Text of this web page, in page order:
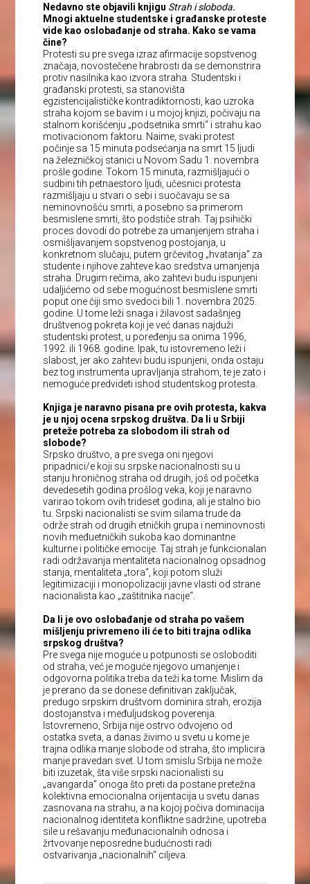
Nedavno ste objavili knjigu Strah i sloboda.
Mnogi aktuelne studentske i građanske proteste
vide kao oslobađanje od straha. Kako se vama
čine?
Protesti su pre svega izraz afirmacije sopstvenog
značaja, novostečene hrabrosti da se demonstrira
protiv nasilnika kao izvora straha. Studentski i
građanski protesti, sa stanovišta
egzistencijalističke kontradiktornosti, kao uzroka
straha kojom se bavim i u mojoj knjizi, počivaju na
stalnom korišćenju „podsetnika smrti“ i strahu kao
motivacionom faktoru. Naime, svaki protest
počinje sa 15 minuta podsećanja na smrt 15 ljudi
na železničkoj stanici u Novom Sadu 1. novembra
prošle godine. Tokom 15 minuta, razmišljajući o
sudbini tih petnaestoro ljudi, učesnici protesta
razmišljaju u stvari o sebi i suočavaju se sa
neminovnošću smrti, a posebno sa primerom
besmislene smrti, što podstiče strah. Taj psihički
proces dovodi do potrebe za umanjenjem straha i
osmišljavanjem sopstvenog postojanja, u
konkretnom slučaju, putem grčevitog „hvatanja“ za
studente i njihove zahteve kao sredstva umanjenja
straha. Drugim rečima, ako zahtevi budu ispunjeni
udaljićemo od sebe mogućnost besmislene smrti
poput one čiji smo svedoci bili 1. novembra 2025.
godine. U tome leži snaga i žilavost sadašnjeg
društvenog pokreta koji je već danas najduži
studentski protest, u poređenju sa onima 1996,
1992. ili 1968. godine. Ipak, tu istovremeno leži i
slabost, jer ako zahtevi budu ispunjeni, onda ostaju
bez tog instrumenta upravljanja strahom, te je zato i
nemoguće predvideti ishod studentskog protesta.
Knjiga je naravno pisana pre ovih protesta, kakva
je u njoj ocena srpskog društva. Da li u Srbiji
preteže potreba za slobodom ili strah od
slobode?
Srpsko društvo, a pre svega oni njegovi
pripadnici/e koji su srpske nacionalnosti su u
stanju hroničnog straha od drugih, još od početka
devedesetih godina prošlog veka, koji je naravno
varirao tokom ovih trideset godina, ali je stalno bio
tu. Srpski nacionalisti se svim silama trude da
održe strah od drugih etničkih grupa i neminovnosti
novih međuetničkih sukoba kao dominantne
kulturne i političke emocije. Taj strah je funkcionalan
radi održavanja mentaliteta nacionalnog opsadnog
stanja, mentaliteta „tora“, koji potom služi
legitimizaciji i monopolizaciji javne vlasti od strane
nacionalista kao „zaštitnika nacije“.
Da li je ovo oslobađanje od straha po vašem
mišljenju privremeno ili će to biti trajna odlika
srpskog društva?
Pre svega nije moguće u potpunosti se osloboditi
od straha, već je moguće njegovo umanjenje i
odgovorna politika treba da teži ka tome. Mislim da
je prerano da se donese definitivan zaključak,
predugo srpskim društvom dominira strah, erozija
dostojanstva i međuljudskog poverenja.
Istovremeno, Srbija nije ostrvo odvojeno od
ostatka sveta, a danas živimo u svetu u kome je
trajna odlika manje slobode od straha, što implicira
manje pravedan svet. U tom smislu Srbija ne može
biti izuzetak, šta više srpski nacionalisti su
„avangarda“ onoga što preti da postane pretežna
kolektivna emocionalna orijentacija u svetu danas
zasnovana na strahu, a na kojoj počiva dominacija
nacionalnog identiteta konfliktne sadržine, upotreba
sile u rešavanju međunacionalnih odnosa i
žrtvovanje neposredne budućnosti radi
ostvarivanja „nacionalnih“ ciljeva.